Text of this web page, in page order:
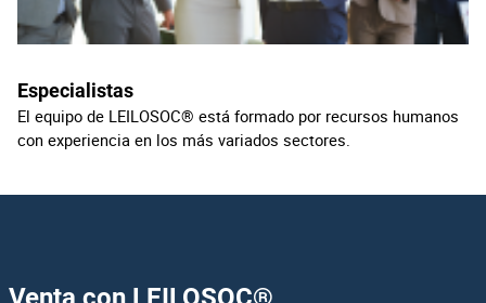
Especialistas
El equipo de LEILOSOC® está formado por recursos humanos
con experiencia en los más variados sectores.